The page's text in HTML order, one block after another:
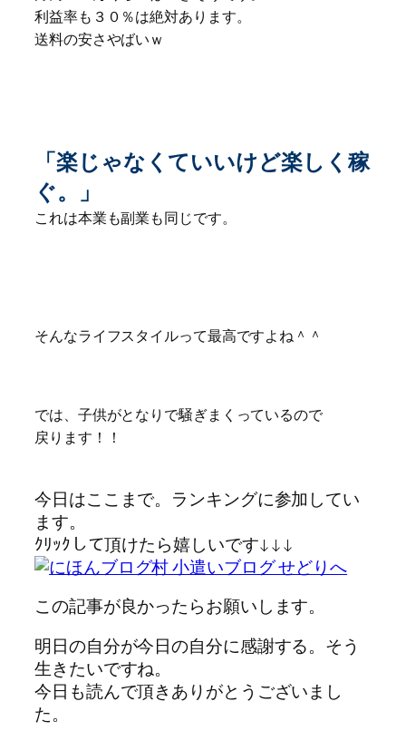
利益率も３０％は絶対あります。
送料の安さやばいｗ
「楽じゃなくていいけど楽しく稼
ぐ。」
これは本業も副業も同じです。
そんなライフスタイルって最高ですよね＾＾
では、子供がとなりで騒ぎまくっているので
戻ります！！
今日はここまで。ランキングに参加してい
ます。
ｸﾘｯｸして頂けたら嬉しいです↓↓↓
この記事が良かったらお願いします。
明日の自分が今日の自分に感謝する。そう
生きたいですね。
今日も読んで頂きありがとうございまし
た。